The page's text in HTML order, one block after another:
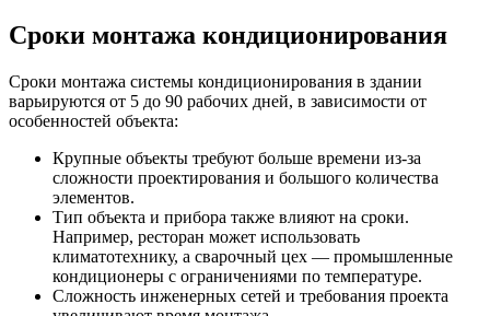
Сроки монтажа кондиционирования
Сроки монтажа системы кондиционирования в здании
варьируются от 5 до 90 рабочих дней, в зависимости от
особенностей объекта:
Крупные объекты требуют больше времени из-за
сложности проектирования и большого количества
элементов.
Тип объекта и прибора также влияют на сроки.
Например, ресторан может использовать
климатотехнику, а сварочный цех — промышленные
кондиционеры с ограничениями по температуре.
Сложность инженерных сетей и требования проекта